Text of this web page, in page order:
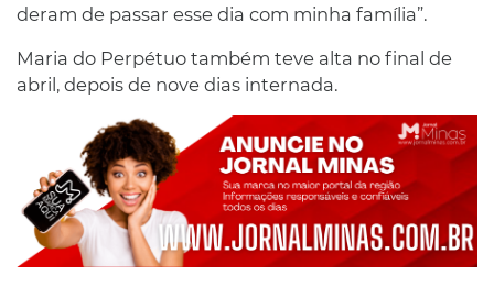
deram de passar esse dia com minha família”.
Maria do Perpétuo também teve alta no final de
abril, depois de nove dias internada.